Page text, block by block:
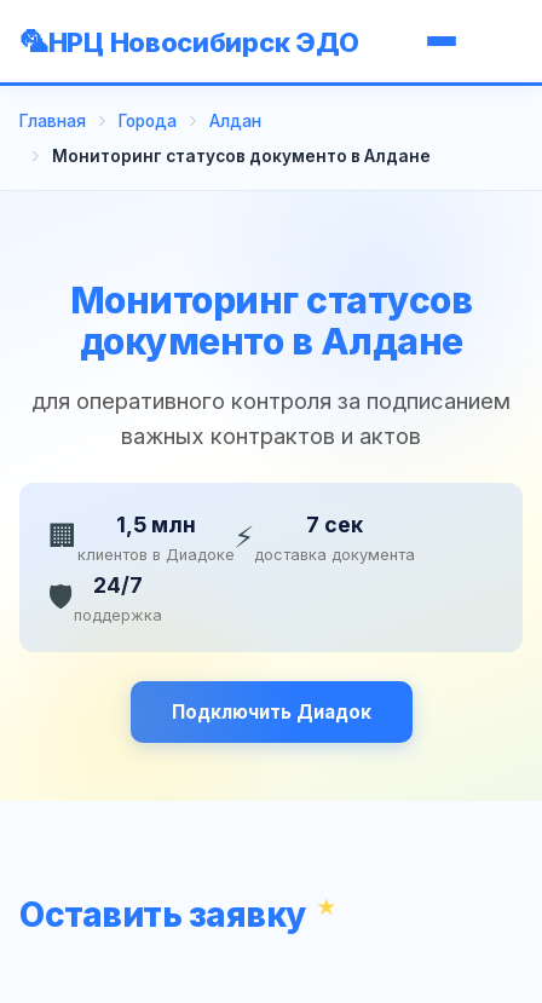
НРЦ Новосибирск ЭДО
Главная Города
Алдан
Мониторинг статусов документо в Алдане
Мониторинг статусов
документо в Алдане
для оперативного контроля за подписанием
важных контрактов и актов
🏢 1,5 млн
клиентов в Диадоке⚡ 7 сек
доставка документа
🛡️ 24/7
поддержка
Подключить Диадок
Оставить заявку